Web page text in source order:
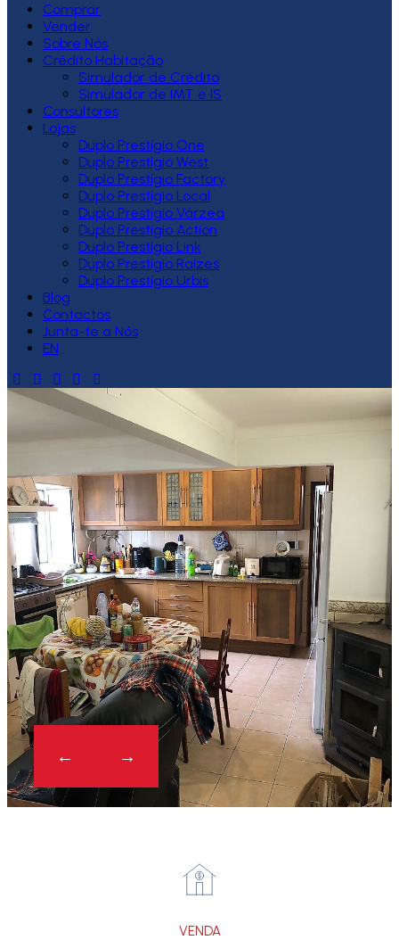
Comprar
Vender
Sobre Nós
Crédito Habitação
Simulador de Crédito
Simulador de IMT e IS
Consultores
Lojas
Duplo Prestígio One
Duplo Prestígio West
Duplo Prestígio Factory
Duplo Prestígio Local
Duplo Prestígio Várzea
Duplo Prestígio Action
Duplo Prestígio Link
Duplo Prestígio Raízes
Duplo Prestígio Urbis
Blog
Contactos
Junta-te a Nós
EN
VENDA